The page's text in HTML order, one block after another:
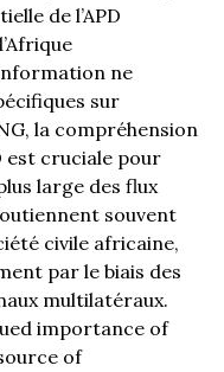
de l’APD
ne
sur
la compréhension
est cruciale pour
large des flux
souvent
civile africaine,
par le biais des
multilatéraux.
importance of
of